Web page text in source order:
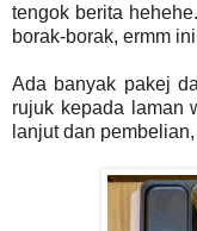
tengok berita
borak-borak, ermm
Ada banyak pakej
rujuk kepada laman
lanjut dan